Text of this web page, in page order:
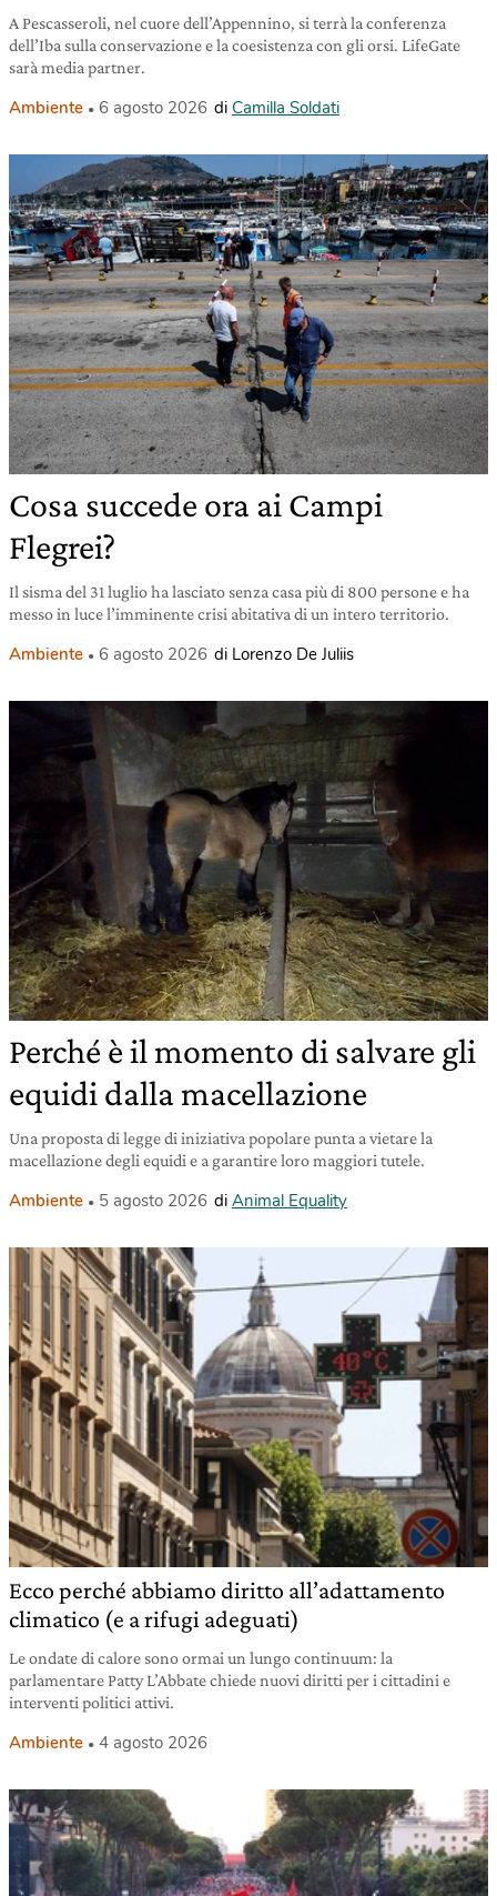
A Pescasseroli, nel cuore dell’Appennino, si terrà la conferenza
dell’Iba sulla conservazione e la coesistenza con gli orsi. LifeGate
sarà media partner.
Ambiente 6 agosto 2026 di Camilla Soldati
Cosa succede ora ai Campi
Flegrei?
Il sisma del 31 luglio ha lasciato senza casa più di 800 persone e ha
messo in luce l’imminente crisi abitativa di un intero territorio.
Ambiente 6 agosto 2026 di Lorenzo De Juliis
Perché è il momento di salvare gli
equidi dalla macellazione
Una proposta di legge di iniziativa popolare punta a vietare la
macellazione degli equidi e a garantire loro maggiori tutele.
Ambiente 5 agosto 2026 di Animal Equality
Ecco perché abbiamo diritto all’adattamento
climatico (e a rifugi adeguati)
Le ondate di calore sono ormai un lungo continuum: la
parlamentare Patty L’Abbate chiede nuovi diritti per i cittadini e
interventi politici attivi.
Ambiente 4 agosto 2026